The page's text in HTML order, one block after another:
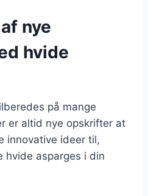
nye
hvide
på mange
er altid nye opskrifter at
innovative ideer til,
hvide asparges i din